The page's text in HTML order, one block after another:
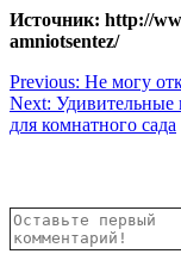
Источник: http://
amniotsentez/
Навигация
по
Previous: Не могу
Next: Удивительные
для комнатного сада